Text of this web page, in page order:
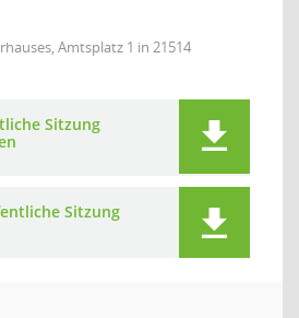
Amtsplatz 1 in 21514
Sitzung
Sitzung